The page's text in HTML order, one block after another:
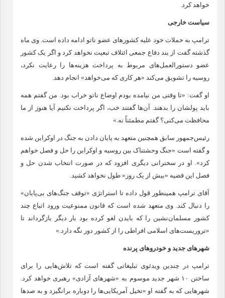
خواهد کرد.
سیاست خارجی
ترامپ به حملات خود علیه کشور‌های عضو ناتو ادامه داده است. وی ماه
گذشته گفت از بند دفاع جمعی ائتلاف تبعیت نخواهد کرد و اگر یک کشور
عضو دستورالعمل‌های مربوط به پرداخت هزینه‌ها را رعایت نکرد،
روسیه را تشویق می‌کند «هر کاری که می‌خواهد» انجام دهد.
او گفت: «تا وقتی من نیامده بودم اوضاع ناتو خراب بود. من گفتم همه
باید پولشان را بدهند. آن‌ها گفتند خب، اگر پرداخت نکنیم آیا هنوز از ما
محافظت می‌کنی؟ گفتم مطمئناً نه.»
رئیس‌جمهور سابق همچنین متعهد به پایان دادن به جنگ در اوکراین شده
و گفته است «جنگ وحشتناک بین روسیه و اوکراین را حل و فصل خواهم
کرد». او در سخنرانی دیگری افزود که در صورت انتخاب شدن حل و
فصل این قضیه «بیش از یک روز» طول نخواهد کشید.
آقای ترامپ همینطور قول داده تا استراتژی «توقف جنگ‌های بی‌پایان»
را دنبال کند. وی متعهد شده است که قانون ممنوعیت ورود اتباع چند
کشور مسلمان‌نشین را که بایدن لغو کرده بود بار دیگر بازگرداند تا
«تروریست‌های اسلامی افراطی را از کشور دور نگه دارد.»
شهر‌های جدید و خودرو‌های پرنده
ترامپ در چندین ویدئوی تبلیغاتی گفته است که تلاش‌هایی را برای
ساختن ۱۰ شهر جدید موسوم به «شهر‌های آزادی» رهبری خواهد کرد.
شهر‌هایی که به گفته او «تخیل آمریکایی‌ها را دوباره برانگیزد و به صد‌ها